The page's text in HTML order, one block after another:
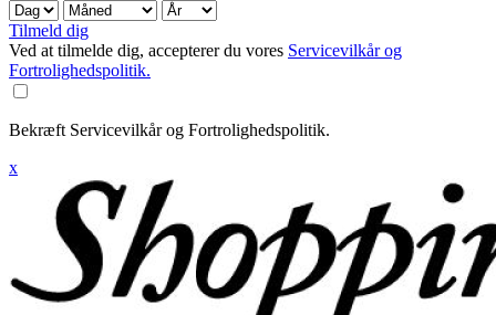
Tilmeld dig
Ved at tilmelde dig, accepterer du vores Servicevilkår og
Fortrolighedspolitik.
Bekræft Servicevilkår og Fortrolighedspolitik.
x